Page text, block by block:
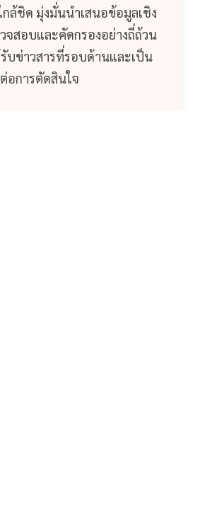
กล้ชิด มุ่งมั่นนำเสนอข้อมูลเชิง
จสอบและคัดกรองอย่างถี่ถ้วน
บข่าวสารที่รอบด้านและเป็น
อการตัดสินใจ